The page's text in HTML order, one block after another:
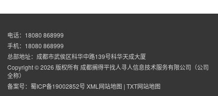
电话：18080 868999
手机：18080 868999
总部地址：成都市武侯区科华中路139号科华天成大厦
Copyright © 2026 版权所有 成都搁得平找人寻人信息技术服务有限公司（公司
全称）
备案号： 蜀ICP备19002852号XML网站地图 | TXT网站地图